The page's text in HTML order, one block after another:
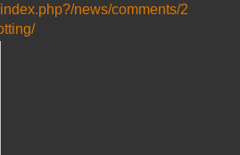
news/comments/2